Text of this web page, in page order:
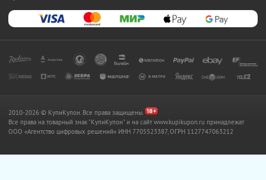
2010-2026 © КупиКупон. Все права защищены.
Все права на товарный знак "КупиКупон" и на сайт www.kupikupon.ru принадлежат
OOO «Агентство цифровых решений» ИНН 7705523387, ОГРН 1127747063212